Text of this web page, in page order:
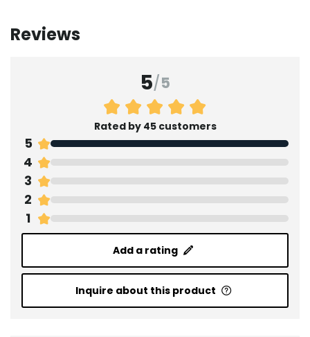
Reviews
5/5
Rated by 45 customers
5
4
3
2
1
Add a rating
Inquire about this product